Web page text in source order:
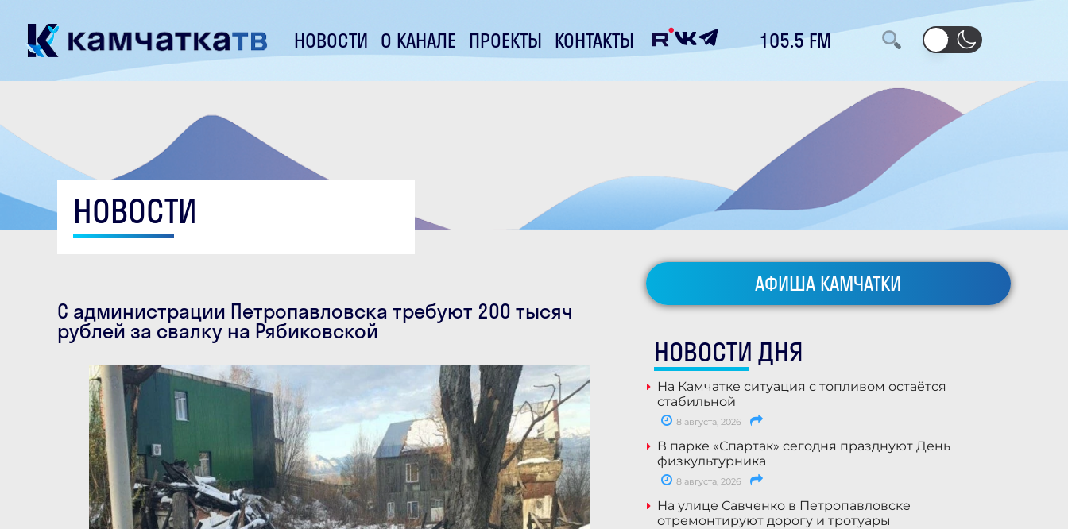
НОВОСТИ О КАНАЛЕ ПРОЕКТЫ КОНТАКТЫ 105.5 FM
НОВОСТИ
С администрации Петропавловска требуют 200 тысяч
рублей за свалку на Рябиковской
АФИША КАМЧАТКИ
НОВОСТИ ДНЯ
На Камчатке ситуация с топливом остаётся
стабильной
8 августа, 2026
В парке «Спартак» сегодня празднуют День
физкультурника
8 августа, 2026
На улице Савченко в Петропавловске
отремонтируют дорогу и тротуары